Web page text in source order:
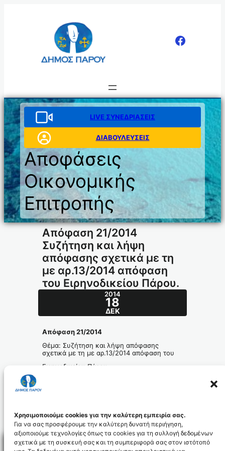
Χρησιμοποιούμε cookies για την καλύτερη εμπειρία σας.
Για να σας προσφέρουμε την καλύτερη δυνατή περιήγηση,
αξιοποιούμε τεχνολογίες όπως τα cookies για τη συλλογή δεδομένων
σχετικά με τη συσκευή σας και τη συμπεριφορά σας στον ιστότοπό
LIVE ΣΥΝΕΔΡΙΑΣΕΙΣ
ΔΙΑΒΟΥΛΕΥΣΕΙΣ
Αποφάσεις
Οικονομικής
Επιτροπής
Απόφαση 21/2014
Συζήτηση και λήψη
απόφασης σχετικά με τη
με αρ.13/2014 απόφαση
του Ειρηνοδικείου Πάρου.
2014
18
ΔΕΚ
Απόφαση 21/2014
Θέμα: Συζήτηση και λήψη απόφασης
σχετικά με τη με αρ.13/2014 απόφαση του
Ειρηνοδικείου Πάρου.
apofasi_21.2014_id3068